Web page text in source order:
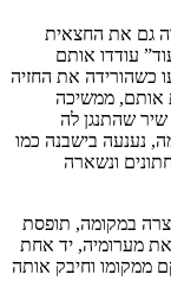
גם את החצאית
עודדו אותם
כשהורידה את החזיה
אותם, ממשיכה
שהתנגן לה
נענעה בישבנה כמו
ונשארה
במקומה, תופסת
מערומיה, יד אחת
ממקומו וחיבק אותה